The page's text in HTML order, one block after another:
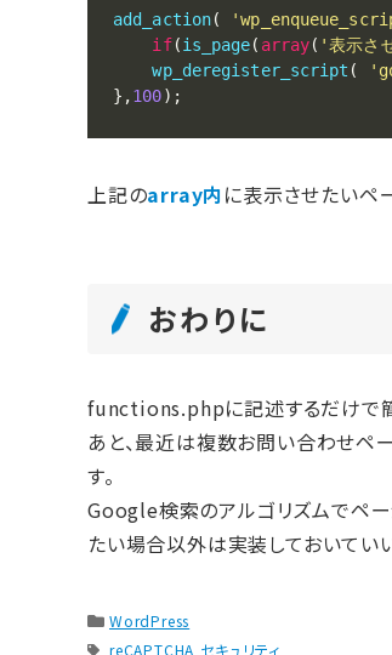
add_action(
if(is_page( array( '表示さ
wp_deregister_script (
} ,100) ;
上記のarray内 に表示させたいペ
おわりに
functions.phpに記述するだけで
あと、最近は複数お問い合わせペ
す。
Google検索のアルゴリズムでペ
たい場合以外は実装しておいてい
WordPress
reCAPTCHA セキュリティ